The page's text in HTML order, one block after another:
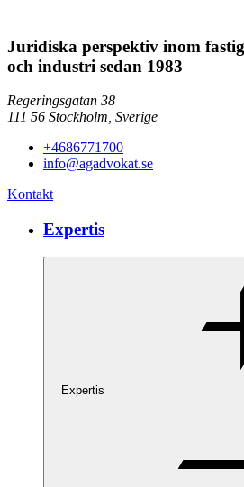
Juridiska perspektiv inom
och industri sedan 1983
Regeringsgatan 38
111 56 Stockholm, Sverige
+4686771700
info@agadvokat.se
Kontakt
Expertis
Expertis